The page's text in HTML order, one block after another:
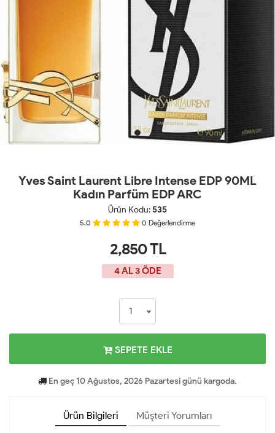
Yves Saint Laurent Libre Intense EDP 90ML
Kadın Parfüm EDP ARC
Ürün Kodu:535
5.0 0 Değerlendirme
2,850TL
4 AL 3 ÖDE
SEPETE EKLE
En geç 10 Ağustos, 2026 Pazartesi günü kargoda.
Ürün Bilgileri Müşteri Yorumları